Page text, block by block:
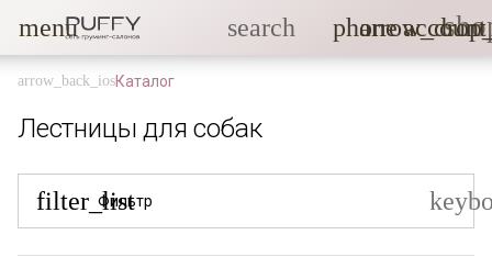
menu search phone
Каталог
Лестницы для собак
filter_list
Фильтр